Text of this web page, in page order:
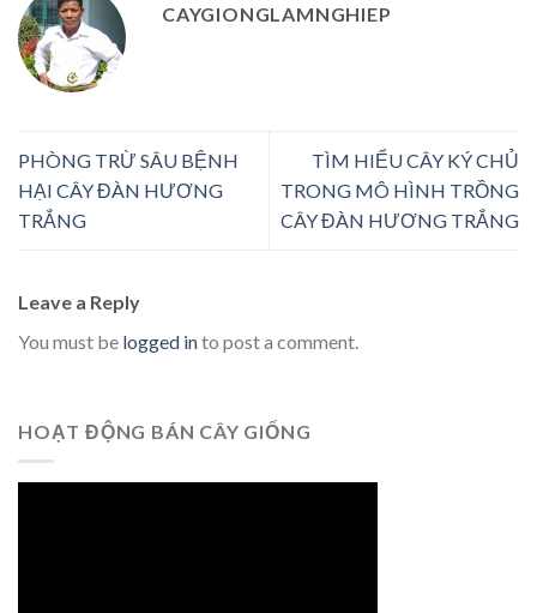
CAYGIONGLAMNGHIEP
PHÒNG TRỪ SÂU BỆNH
HẠI CÂY ĐÀN HƯƠNG
TRẮNG
TÌM HIỂU CÂY KÝ CHỦ
TRONG MÔ HÌNH TRỒNG
CÂY ĐÀN HƯƠNG TRẮNG
Leave a Reply
You must be logged into post a comment.
HOẠT ĐỘNG BÁN CÂY GIỐNG